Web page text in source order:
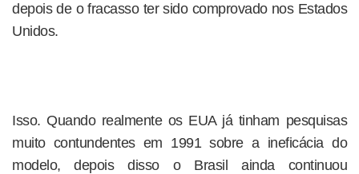
depois de o fracasso ter sido comprovado nos Estados
Unidos.
Isso. Quando realmente os EUA já tinham pesquisas
muito contundentes em 1991 sobre a ineficácia do
modelo, depois disso o Brasil ainda continuou